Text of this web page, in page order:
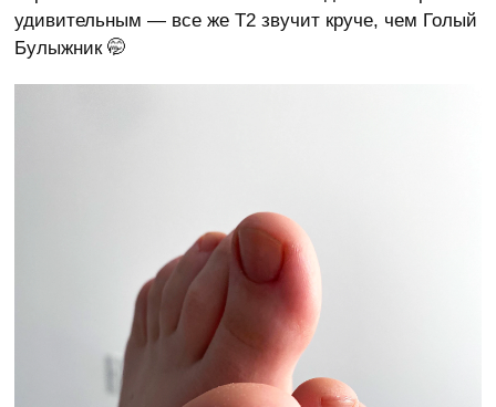
удивительным — все же Т2 звучит круче, чем Голый
Булыжник 🤭